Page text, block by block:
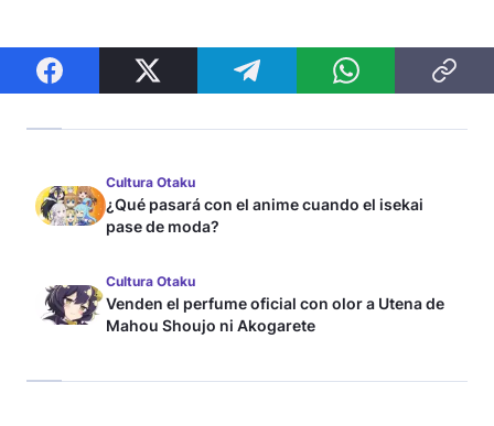
Cultura Otaku
¿Qué pasará con el anime cuando el isekai
pase de moda?
Cultura Otaku
Venden el perfume oficial con olor a Utena de
Mahou Shoujo ni Akogarete